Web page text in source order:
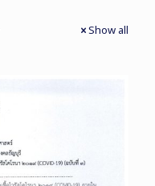
Show all